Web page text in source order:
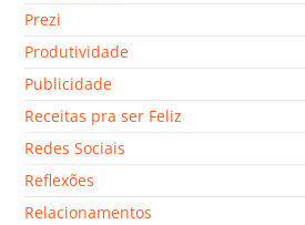
Prezi
Produtividade
Publicidade
Receitas pra ser Feliz
Redes Sociais
Reflexões
Relacionamentos